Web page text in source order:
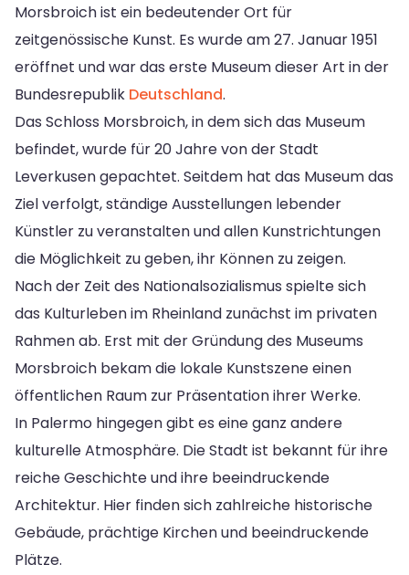
Morsbroich ist ein bedeutender Ort für
zeitgenössische Kunst. Es wurde am 27. Januar 1951
eröffnet und war das erste Museum dieser Art in der
Bundesrepublik Deutschland.
Das Schloss Morsbroich, in dem sich das Museum
befindet, wurde für 20 Jahre von der Stadt
Leverkusen gepachtet. Seitdem hat das Museum das
Ziel verfolgt, ständige Ausstellungen lebender
Künstler zu veranstalten und allen Kunstrichtungen
die Möglichkeit zu geben, ihr Können zu zeigen.
Nach der Zeit des Nationalsozialismus spielte sich
das Kulturleben im Rheinland zunächst im privaten
Rahmen ab. Erst mit der Gründung des Museums
Morsbroich bekam die lokale Kunstszene einen
öffentlichen Raum zur Präsentation ihrer Werke.
In Palermo hingegen gibt es eine ganz andere
kulturelle Atmosphäre. Die Stadt ist bekannt für ihre
reiche Geschichte und ihre beeindruckende
Architektur. Hier finden sich zahlreiche historische
Gebäude, prächtige Kirchen und beeindruckende
Plätze.